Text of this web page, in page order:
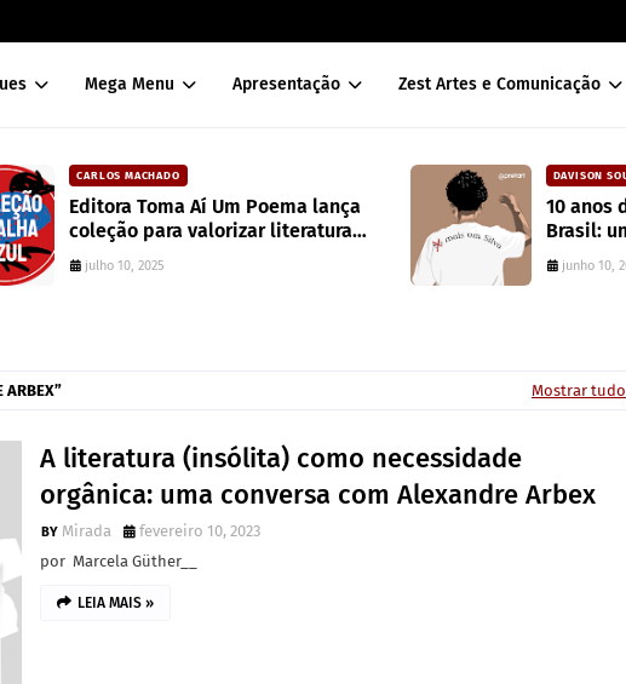
Mega Menu Apresentação Zest Artes e Comunicação
lança
10 anos da política de cotas raciais no
Brasil: um ponto de ruptura na
ARBEX Mostrar tudo
A literatura (insólita) como necessidade
orgânica: uma conversa com Alexandre Arbex
Mirada
fevereiro 10, 2023
por Marcela Güther__
LEIA MAIS »